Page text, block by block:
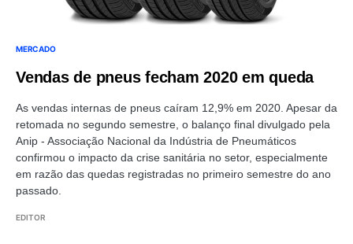
MERCADO
Vendas de pneus fecham 2020 em queda
As vendas internas de pneus caíram 12,9% em 2020. Apesar da
retomada no segundo semestre, o balanço final divulgado pela
Anip - Associação Nacional da Indústria de Pneumáticos
confirmou o impacto da crise sanitária no setor, especialmente
em razão das quedas registradas no primeiro semestre do ano
passado.
EDITOR